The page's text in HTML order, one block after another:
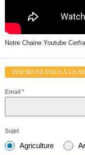
Notre Chaine Youtube
INSCRIVEZ-VOUS À LA
Email *
Sujet
Agriculture